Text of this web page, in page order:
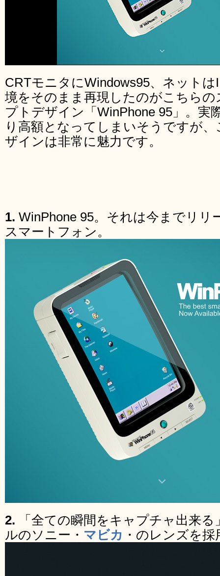
CRTモニタにWindows95、ネット
境をそのまま再現したのがこちら
プトデザイン「WinPhone 95」。実
り高額となってしまいそうですが
ザインは非常に魅力です。
1. WinPhone 95。それは今までリリ
スマートフォン。
2.
「全ての瞬間をキャプチャ出来
ルのソニー・ マビカ ・のレンズを採